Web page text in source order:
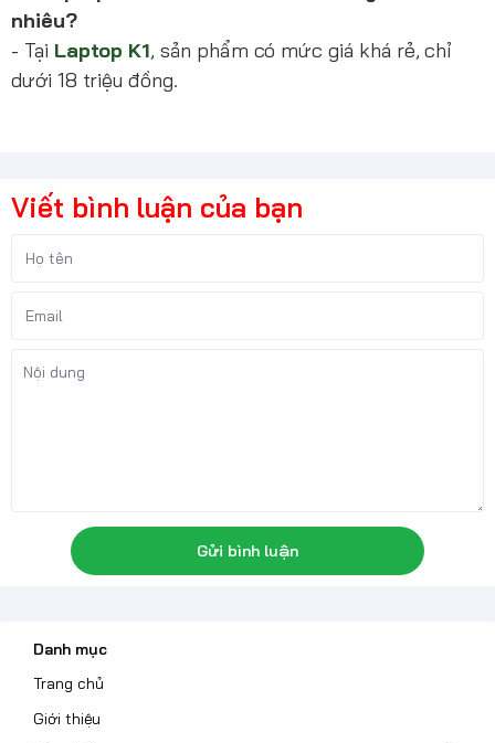
nhiêu?
- Tại Laptop K1, sản phẩm có mức giá khá rẻ, chỉ
dưới 18 triệu đồng.
Viết bình luận của bạn
Gửi bình luận
Danh mục
Trang chủ
Giới thiệu